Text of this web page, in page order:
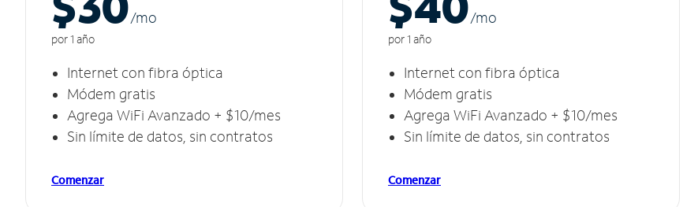
/mo
por 1 año
Internet con fibra óptica
Módem gratis
Agrega WiFi Avanzado + $10/mes
Sin límite de datos, sin contratos
Comenzar
/mo
por 1 año
Internet con fibra óptica
Módem gratis
Agrega WiFi Avanzado + $10/mes
Sin límite de datos, sin contratos
Comenzar